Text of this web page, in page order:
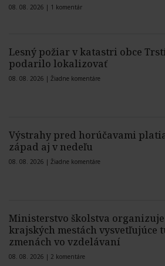
08. 08. 2026 | 1 komentár
Lesný požiar v katastri obce
podarilo lokalizovať
08. 08. 2026 | Žiadne komentáre
Výstrahy pred horúčavami
západ aj v nedeľu
08. 08. 2026 | Žiadne komentáre
Ministerstvo školstva
krajských mestách vysvetľujúce
zmenách vo vzdelávaní
08. 08. 2026 | 2 komentáre